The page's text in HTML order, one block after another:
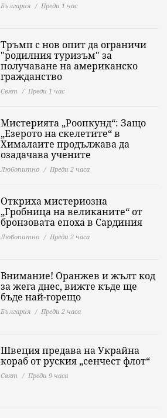
България Преди 1 час
Тръмп с нов опит да ограничи
"родилния туризъм" за
получаване на американско
гражданство
Свят Преди 1 час
Мистерията „Роопкунд“: Защо
„Езерото на скелетите“ в
Хималаите продължава да
озадачава учените
Любопитно Преди 2 часа
Откриха мистериозна
„Гробница на великаните“ от
бронзовата епоха в Сардиния
Любопитно Преди 2 часа
Внимание! Оранжев и жълт код
за жега днес, вижте къде ще
бъде най-горещо
България Преди 2 часа
Швеция предава на Украйна
кораб от руския „сенчест флот“
Свят Преди 9 часа